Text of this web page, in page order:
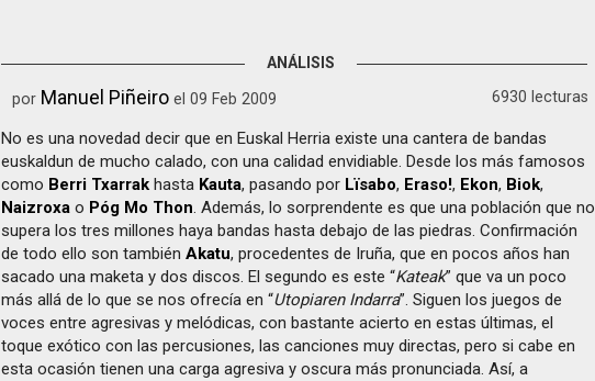
ANÁLISIS
por Manuel Piñeiro el 09 Feb 2009 6930 lecturas
No es una novedad decir que en Euskal Herria existe una cantera de bandas
euskaldun de mucho calado, con una calidad envidiable. Desde los más famosos
como Berri Txarrak hasta Kauta, pasando por Lïsabo, Eraso!, Ekon, Biok,
Naizroxa o Póg Mo Thon. Además, lo sorprendente es que una población que no
supera los tres millones haya bandas hasta debajo de las piedras. Confirmación
de todo ello son tambiénAkatu, procedentes de Iruña, que en pocos años han
sacado una maketa y dos discos. El segundo es este “Kateak” que va un poco
más allá de lo que se nos ofrecía en “Utopiaren Indarra”. Siguen los juegos de
voces entre agresivas y melódicas, con bastante acierto en estas últimas, el
toque exótico con las percusiones, las canciones muy directas, pero si cabe en
esta ocasión tienen una carga agresiva y oscura más pronunciada. Así, a